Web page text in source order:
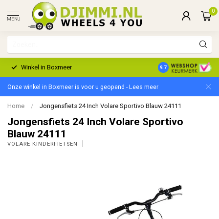
MENU
0
Winkel in Boxmeer 2 Jaar Garantie
9.7
Onze winkel in Boxmeer is voor u geopend - Lees meer
Home / Jongensfiets 24 Inch Volare Sportivo Blauw 24111
Jongensfiets 24 Inch Volare Sportivo
Blauw 24111
VOLARE KINDERFIETSEN